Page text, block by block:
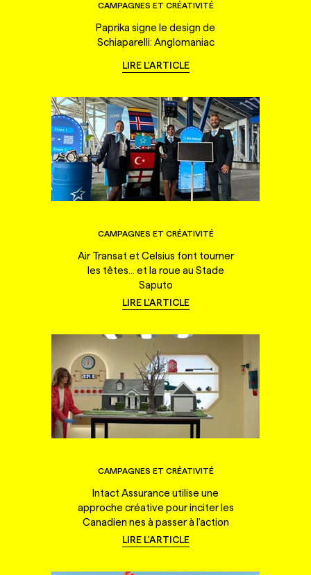
CAMPAGNES ET CRÉATIVITÉ
Paprika signe le design de
Schiaparelli: Anglomaniac
LIRE L'ARTICLE
CAMPAGNES ET CRÉATIVITÉ
Air Transat et Celsius font tourner
les têtes... et la roue au Stade
Saputo
LIRE L'ARTICLE
CAMPAGNES ET CRÉATIVITÉ
Intact Assurance utilise une
approche créative pour inciter les
Canadien·nes à passer à l'action
LIRE L'ARTICLE